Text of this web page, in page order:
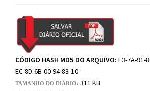
CÓDIGO HASH MD5 DO ARQUIVO: E3-7A-91-
EC-8D-6B-00-94-83-10
TAMANHO DO DIÁRIO: 311 KB